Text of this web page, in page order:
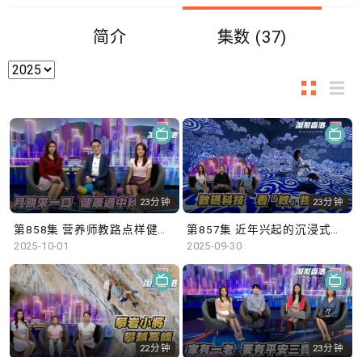
简介 集数 (37)
23分钟
2025-10-01
23分钟
2025-09-30
22分钟 23分钟